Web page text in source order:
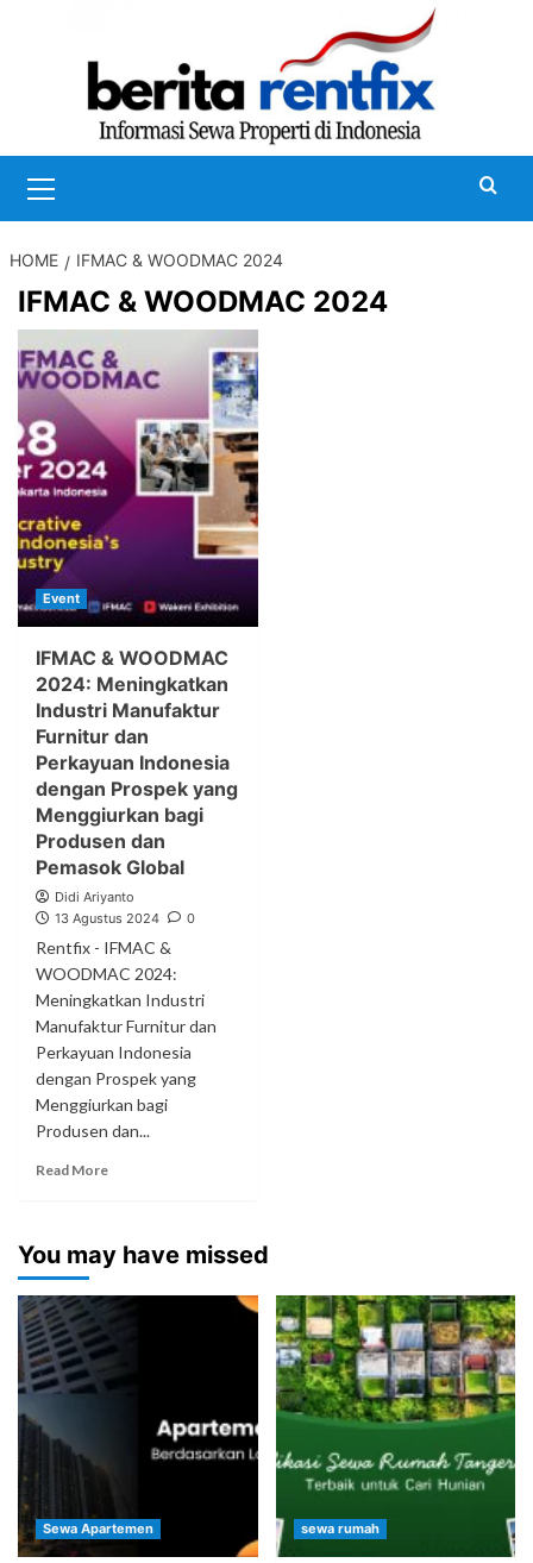
Menu
HOME IFMAC & WOODMAC 2024
IFMAC & WOODMAC 2024
Event
IFMAC & WOODMAC
2024: Meningkatkan
Industri Manufaktur
Furnitur dan
Perkayuan Indonesia
dengan Prospek yang
Menggiurkan bagi
Produsen dan
Pemasok Global
Didi Ariyanto
13 Agustus 2024
0
Rentfix - IFMAC &
WOODMAC 2024:
Meningkatkan Industri
Manufaktur Furnitur dan
Perkayuan Indonesia
dengan Prospek yang
Menggiurkan bagi
Produsen dan...
Read More
You may have missed
Sewa Apartemen sewa rumah